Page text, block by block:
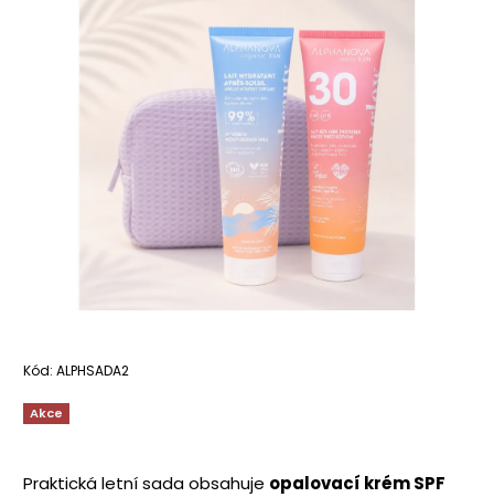
Kód: ALPHSADA2
Akce
Praktická letní sada obsahuje opalovací krém SPF